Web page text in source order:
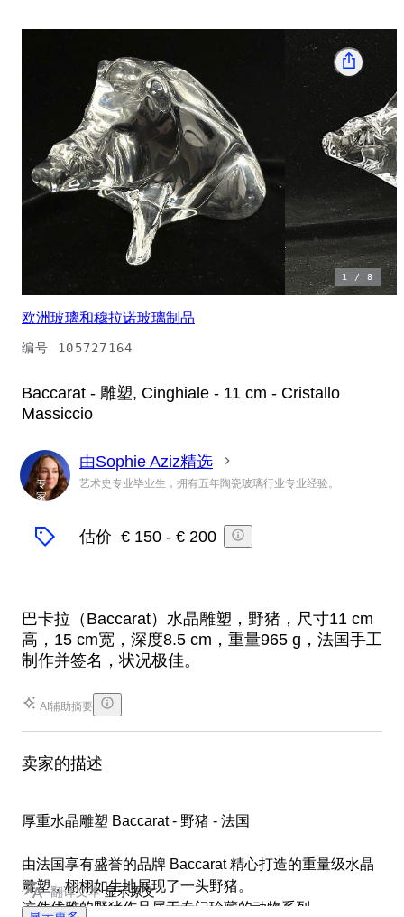
1 /8
欧洲玻璃和穆拉诺玻璃制品
编号 105727164
Baccarat - 雕塑, Cinghiale - 11 cm - Cristallo
Massiccio
专
家
由Sophie Aziz精选
艺术史专业毕业生，拥有五年陶瓷玻璃行业专业经验。
估价 € 150 - € 200
巴卡拉（Baccarat）水晶雕塑，野猪，尺寸11 cm
高，15 cm宽，深度8.5 cm，重量965 g，法国手工
制作并签名，状况极佳。
AI辅助摘要
卖家的描述
厚重水晶雕塑 Baccarat - 野猪 - 法国
由法国享有盛誉的品牌 Baccarat 精心打造的重量级水晶
雕塑，栩栩如生地展现了一头野猪。
这件优雅的野猪作品属于专门珍藏的动物系列。
翻译文本 显示原文